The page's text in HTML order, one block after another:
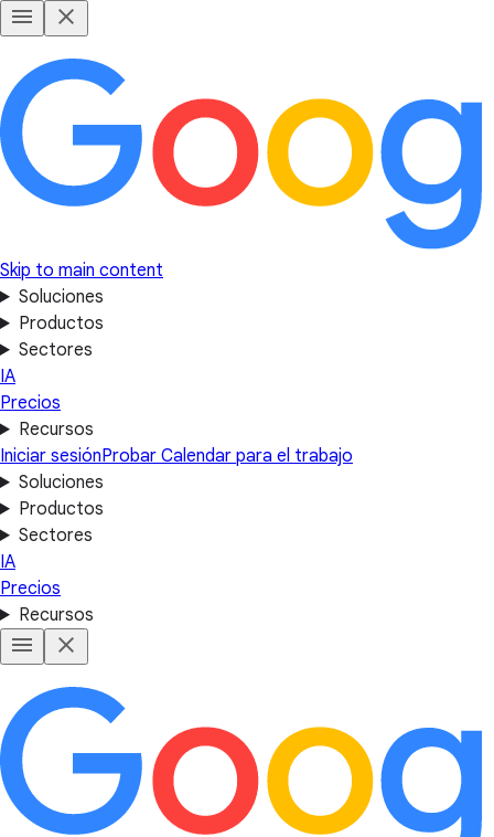
Skip to main content
Soluciones
Productos
Sectores
IA
Precios
Recursos
Iniciar sesiónProbar Calendar para el trabajo
Soluciones
Productos
Sectores
IA
Precios
Recursos